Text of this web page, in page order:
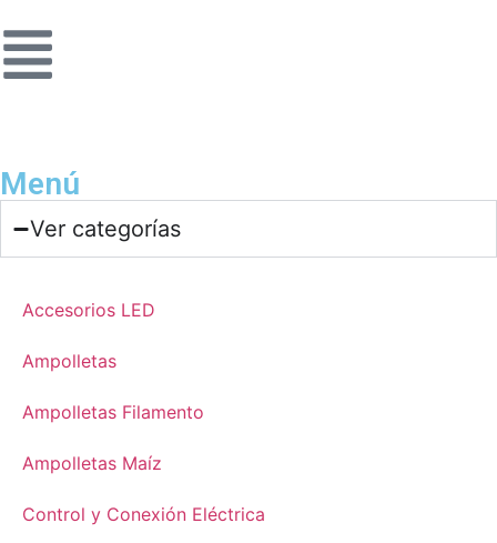
Menú
Ver categorías
Accesorios LED
Ampolletas
Ampolletas Filamento
Ampolletas Maíz
Control y Conexión Eléctrica